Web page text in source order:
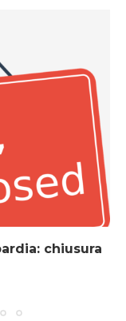
chiusura